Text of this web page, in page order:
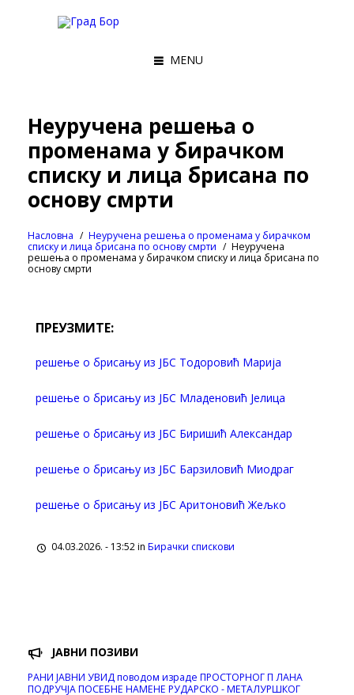
MENU
Неуручена решења о
променама у бирачком
списку и лица брисана по
основу смрти
Насловна
Неуручена решења о променама у бирачком
списку и лица брисана по основу смрти
Неуручена
решења о променама у бирачком списку и лица брисана по
основу смрти
ПРЕУЗМИТЕ:
решење о брисању из ЈБС Тодоровић Марија
решење о брисању из ЈБС Младеновић Јелица
решење о брисању из ЈБС Биришић Александар
решење о брисању из ЈБС Барзиловић Миодраг
решење о брисању из ЈБС Аритоновић Жељко
04.03.2026. - 13:52 in Бирачки спискови
ЈАВНИ ПОЗИВИ
РАНИ ЈАВНИ УВИД поводом израде ПРОСТОРНОГ П ЛАНА
ПОДРУЧЈА ПОСЕБНЕ НАМЕНЕ РУДАРСКО - МЕТАЛУРШКОГ